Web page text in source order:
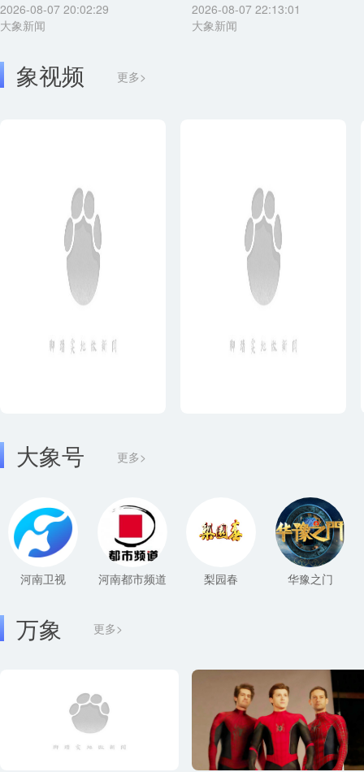
2026-08-07 20:02:29
大象新闻
2026-08-07 22:13:01
大象新闻
象视频 更多>
大象号 更多>
河南卫视 河南都市频道 梨园春 华豫之门
更多>
万象